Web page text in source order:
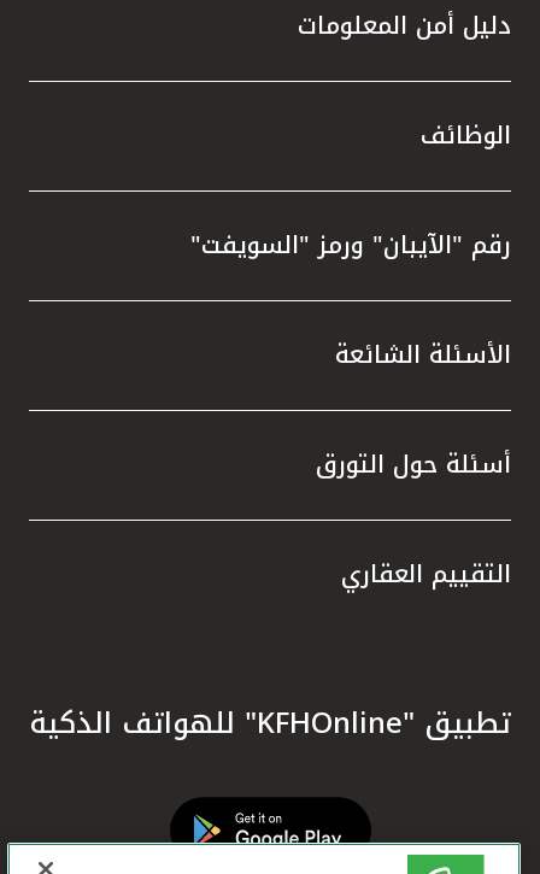
دليل أمن المعلومات
الوظائف
رقم "الآيبان" ورمز "السويفت"
الأسئلة الشائعة
أسئلة حول التورق
التقييم العقاري
تطبيق "KFHOnline" للهواتف الذكية